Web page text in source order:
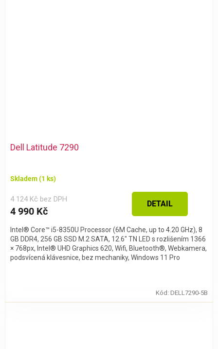
Dell Latitude 7290
Skladem(1 ks)
4 124 Kč bez DPH
4 990 Kč
DETAIL
Intel® Core™ i5-8350U Processor (6M Cache, up to 4.20 GHz), 8
GB DDR4, 256 GB SSD M.2 SATA, 12.6″ TN LED s rozlišením 1366
× 768px, Intel® UHD Graphics 620, Wifi, Bluetooth®, Webkamera,
podsvícená klávesnice, bez mechaniky, Windows 11 Pro
Kód: DELL7290-5B